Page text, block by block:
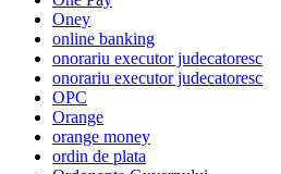
Oney
online banking
onorariu executor judecatoresc
onorariu executor judecatoresc
OPC
Orange
orange money
ordin de plata